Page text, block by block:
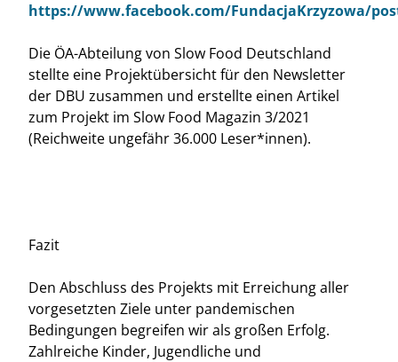
https://www.facebook.com/FundacjaKrzyzowa/
Die ÖA-Abteilung von Slow Food Deutschland
stellte eine Projektübersicht für den Newsletter
der DBU zusammen und erstellte einen Artikel
zum Projekt im Slow Food Magazin 3/2021
(Reichweite ungefähr 36.000 Leser*innen).
Fazit
Den Abschluss des Projekts mit Erreichung aller
vorgesetzten Ziele unter pandemischen
Bedingungen begreifen wir als großen Erfolg.
Zahlreiche Kinder, Jugendliche und